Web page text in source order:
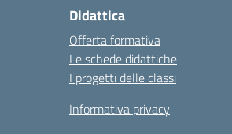
Didattica
Offerta formativa
Le schede didattiche
I progetti delle classi
Informativa privacy